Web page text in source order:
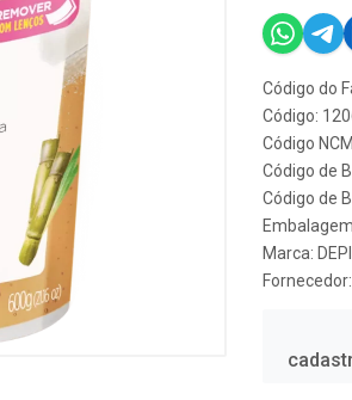
Código do
Código:
Código
Código de
Código de
Marca:
Fornecedor: